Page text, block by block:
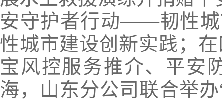
安守护者行动——韧性城
性城市建设创新实践；
宝风控服务推介、平安
海， 山东分公司联合举